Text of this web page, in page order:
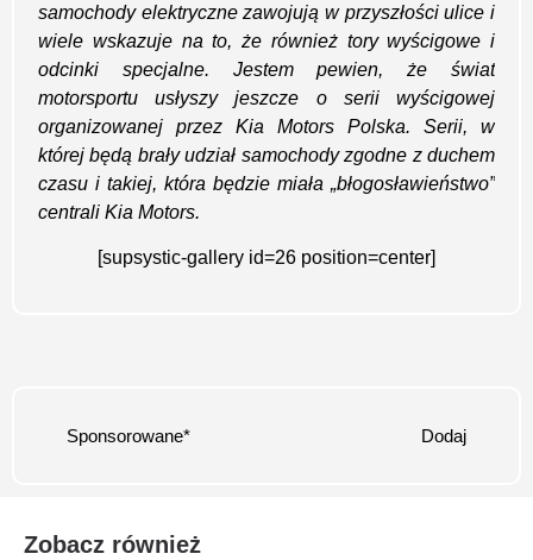
samochody elektryczne zawojują w przyszłości ulice i
wiele wskazuje na to, że również tory wyścigowe i
odcinki specjalne. Jestem pewien, że świat
motorsportu usłyszy jeszcze o serii wyścigowej
organizowanej przez Kia Motors Polska. Serii, w
której będą brały udział samochody zgodne z duchem
czasu i takiej, która będzie miała „błogosławieństwo”
centrali Kia Motors.
[supsystic-gallery id=26 position=center]
Sponsorowane* Dodaj
Zobacz również